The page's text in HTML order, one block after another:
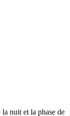
nuit et la phase de